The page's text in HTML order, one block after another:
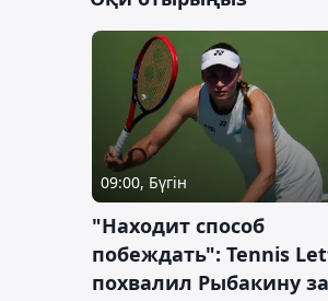
09:00, Бүгін
"Находит способ
побеждать": Tennis
похвалил Рыбакину за